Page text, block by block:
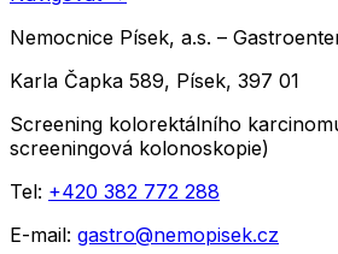
Nemocnice Písek, a.s. –
Karla Čapka 589, Písek, 397 01
Screening kolorektálního
screeningová kolonoskopie)
Tel: +420 382 772 288
E-mail: gastro@nemopisek.cz